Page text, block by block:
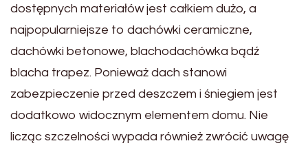
dostępnych materiałów jest całkiem dużo, a
najpopularniejsze to dachówki ceramiczne,
dachówki betonowe, blachodachówka bądź
blacha trapez. Ponieważ dach stanowi
zabezpieczenie przed deszczem i śniegiem jest
dodatkowo widocznym elementem domu. Nie
licząc szczelności wypada również zwrócić uwagę